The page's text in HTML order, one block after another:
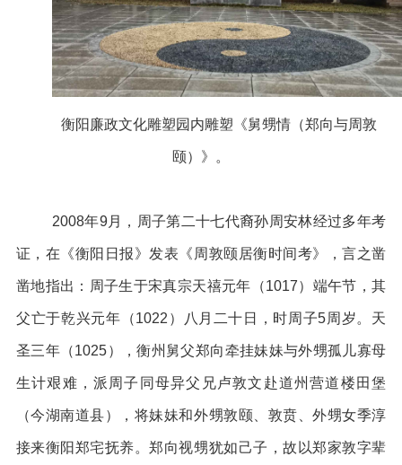
衡阳廉政文化雕塑园内雕塑《舅甥情（郑向与周敦
颐）》。
2008年9月，周子第二十七代裔孙周安林经过多年考
证，在《衡阳日报》发表《周敦颐居衡时间考》，言之凿
凿地指出：周子生于宋真宗天禧元年（1017）端午节，其
父亡于乾兴元年（1022）八月二十日，时周子5周岁。天
圣三年（1025），衡州舅父郑向牵挂妹妹与外甥孤儿寡母
生计艰难，派周子同母异父兄卢敦文赴道州营道楼田堡
（今湖南道县），将妹妹和外甥敦颐、敦贲、外甥女季淳
接来衡阳郑宅抚养。郑向视甥犹如己子，故以郑家敦字辈